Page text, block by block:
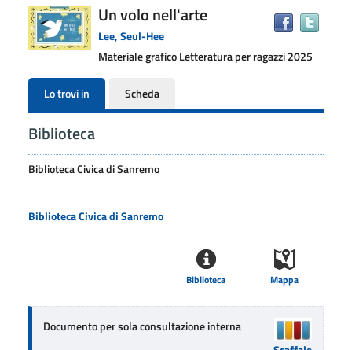
Dettaglio
del
documento
Un volo nell'arte
Lee, Seul-Hee
Materiale graficoLetteratura per ragazzi2025
Lo trovi in Scheda
Biblioteca
Biblioteca Civica di Sanremo
Biblioteca Civica di Sanremo
Mappa
Biblioteca
Documento per sola consultazione interna